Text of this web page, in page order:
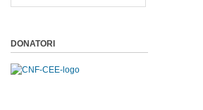
DONATORI